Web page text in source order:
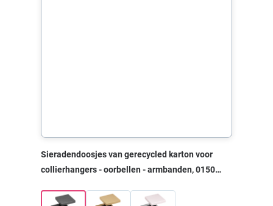
Sieradendoosjes van gerecycled karton voor
collierhangers - oorbellen - armbanden, 0150